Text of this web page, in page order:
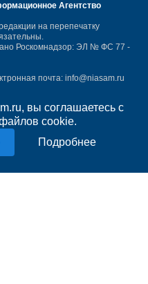
вы соглашаетесь с
cookie.
Подробнее
Агентство
на перепечатку
Роскомнадзор: ЭЛ № ФС 77 -
почта: info@niasam.ru